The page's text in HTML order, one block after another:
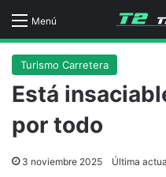
Menú
Turismo Carretera
Está
por todo
3 noviembre 2025 Última